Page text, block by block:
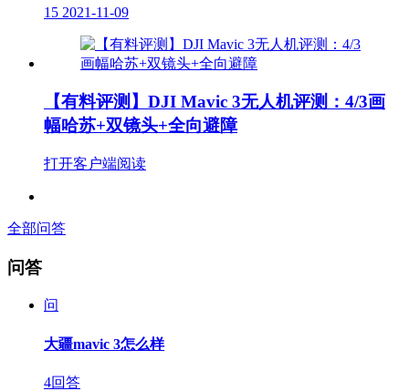
15 2021-11-09
【有料评测】DJI Mavic 3无人机评测：4/3画
幅哈苏+双镜头+全向避障
打开客户端阅读
全部问答
问答
问
大疆mavic 3怎么样
4回答